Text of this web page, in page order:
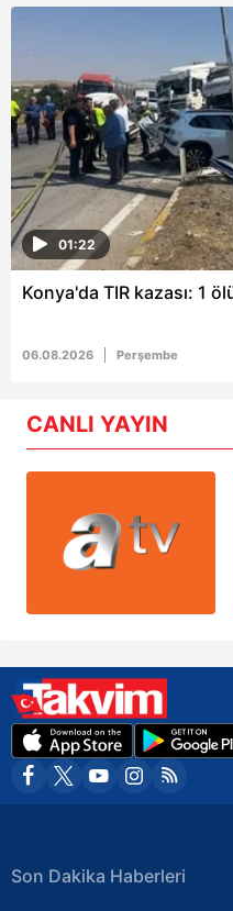
01:22
Konya'da TIR kazası: 1
06.08.2026 Perşembe
CANLI YAYIN
Son Dakika Haberleri